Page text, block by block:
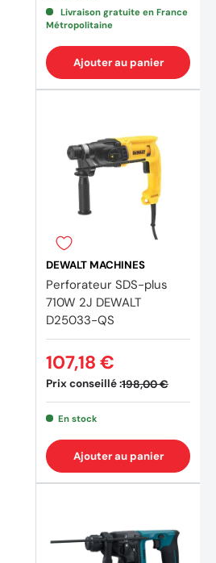
(6
Livraison gratuite en France
Métropolitaine
Ajouter au panier
DEWALT MACHINES
Perforateur SDS-plus
710W 2J DEWALT
D25033-QS
Prix conseillé :198,00 €
107,18 €
En stock
Ajouter au panier